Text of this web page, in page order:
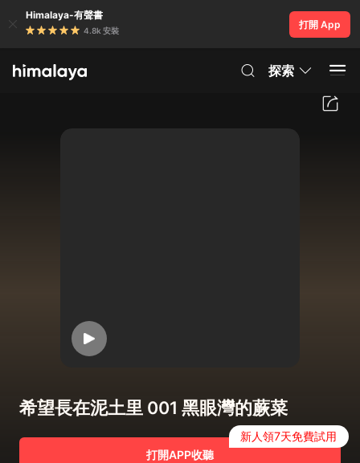
Himalaya-有聲書
4.8k 安裝
打開 App
探索
希望長在泥土里 001 黑眼灣的蕨菜
打開APP收聽
新人領7天免費試用